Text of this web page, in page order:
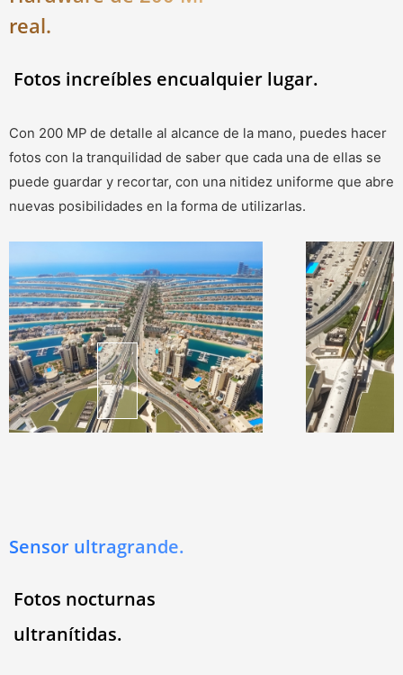
real.
Fotos increíbles encualquier lugar.
Con 200 MP de detalle al alcance de la mano, puedes hacer
fotos con la tranquilidad de saber que cada una de ellas se
puede guardar y recortar, con una nitidez uniforme que abre
nuevas posibilidades en la forma de utilizarlas.
Sensor ultragrande.
Fotos nocturnas
ultranítidas.